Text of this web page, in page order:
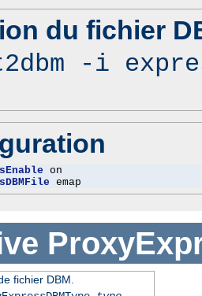
du fichier
-i
emap
fichier DBM.